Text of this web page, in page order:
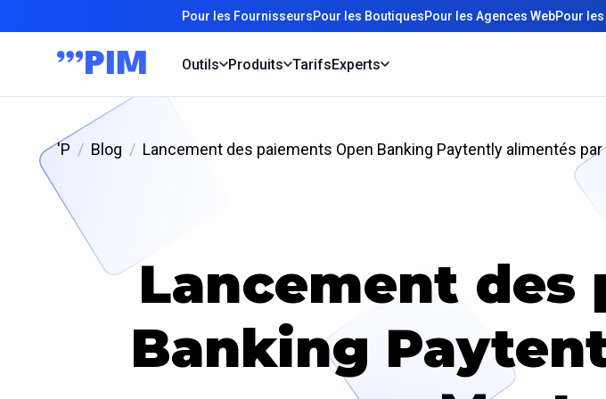
Pour les FournisseursPour les BoutiquesPour les Agences WebPour
Outils Produits TarifsExperts
'P Blog Lancement des paiements Open Banking Paytently alimentés
Lancement des
Banking